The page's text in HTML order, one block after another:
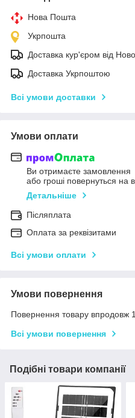
Нова Пошта
Укрпошта
Доставка кур'єром від
Доставка Укрпоштою
Всі умови доставки
Умови оплати
Ви отримаєте замовлення
або гроші повернуться на
Детальніше
Післяплата
Оплата за реквізитами
Всі умови оплати
Умови повернення
Повернення товару впродовж
Всі умови повернення
Подібні товари компанії